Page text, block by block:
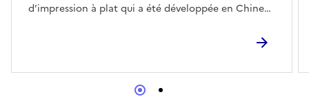
d’impression à plat qui a été développée en Chine
pochoir (écran de soie aujourd’hui synthétique) qui
permet d’imprimer sur une multitude de supports,
tels que le papier, le textile, le bois, le verre...Grâce à